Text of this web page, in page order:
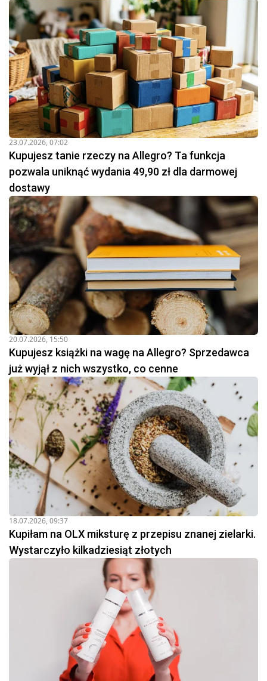
23.07.2026, 07:02
Kupujesz tanie rzeczy na Allegro? Ta funkcja
pozwala uniknąć wydania 49,90 zł dla darmowej
dostawy
20.07.2026, 15:50
Kupujesz książki na wagę na Allegro? Sprzedawca
już wyjął z nich wszystko, co cenne
18.07.2026, 09:37
Kupiłam na OLX miksturę z przepisu znanej zielarki.
Wystarczyło kilkadziesiąt złotych